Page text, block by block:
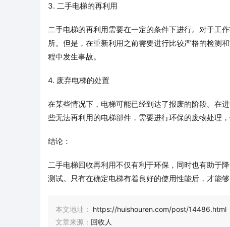
3. 二手电梯的再利用
二手电梯的再利用需要在一定的条件下进行。对于工
所。但是，在重新利用之前需要进行比较严格的检测
程中发生事故。
4. 废弃电梯的处置
在某些情况下，电梯可能已经到达了报废的阶段。在
些无法再利用的电梯部件，需要进行环保的废物处理，
结论：
二手电梯回收再利用不仅有利于环保，同时也有助于
测试。只有在确定电梯有着良好的使用性能后，才能够
本文地址：
https://huishouren.com/post/14486.html
文章来源： 回收人